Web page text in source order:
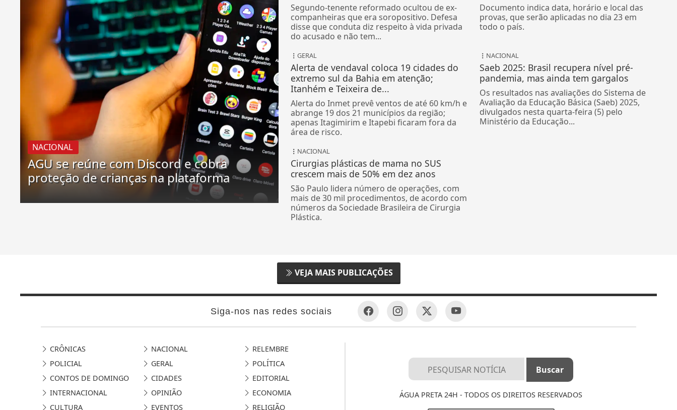
NACIONAL
AGU se reúne com Discord e cobra
proteção de crianças na plataforma
Segundo-tenente reformado ocultou de ex-
companheiras que era soropositivo. Defesa
disse que conduta diz respeito à vida privada
do acusado e não tem...
Documento indica data, horário e local das
provas, que serão aplicadas no dia 23 em
todo o país.
GERAL
Alerta de vendaval coloca 19 cidades do
extremo sul da Bahia em atenção;
Itanhém e Teixeira de...
Alerta do Inmet prevê ventos de até 60 km/h e
abrange 19 dos 21 municípios da região;
apenas Itagimirim e Itapebi ficaram fora da
área de risco.
NACIONAL
Saeb 2025: Brasil recupera nível pré-
pandemia, mas ainda tem gargalos
Os resultados nas avaliações do Sistema de
Avaliação da Educação Básica (Saeb) 2025,
divulgados nesta quarta-feira (5) pelo
Ministério da Educação...
NACIONAL
Cirurgias plásticas de mama no SUS
crescem mais de 50% em dez anos
São Paulo lidera número de operações, com
mais de 30 mil procedimentos, de acordo com
números da Sociedade Brasileira de Cirurgia
Plástica.
VEJA MAIS PUBLICAÇÕES
Siga-nos nas redes sociais
CRÔNICAS NACIONAL
RELEMBRE
POLICIAL
GERAL
POLÍTICA
CONTOS DE DOMINGO
CIDADES
EDITORIAL
INTERNACIONAL
OPINIÃO
ECONOMIA
CULTURA
EVENTOS RELIGIÃO
ÁGUA PRETA 24H - TODOS OS DIREITOS RESERVADOS